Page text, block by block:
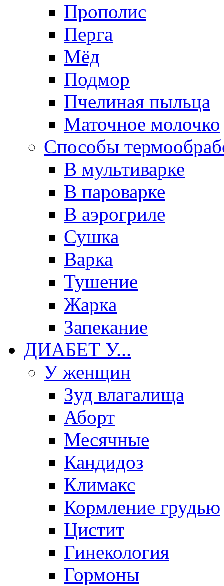
Прополис
Перга
Мёд
Подмор
Пчелиная пыльца
Маточное молочко
Способы
В мультиварке
В пароварке
В аэрогриле
Сушка
Варка
Тушение
Жарка
Запекание
ДИАБЕТ У...
У женщин
Зуд влагалища
Аборт
Месячные
Кандидоз
Климакс
Кормление грудью
Цистит
Гинекология
Гормоны